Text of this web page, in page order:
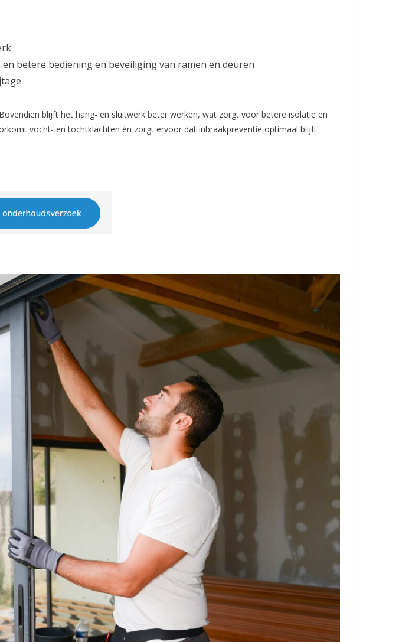
betere bediening en beveiliging van ramen en deuren
blijft het hang- en sluitwerk beter werken, wat zorgt voor betere isolatie en
vocht- en tochtklachten én zorgt ervoor dat inbraakpreventie optimaal blijft